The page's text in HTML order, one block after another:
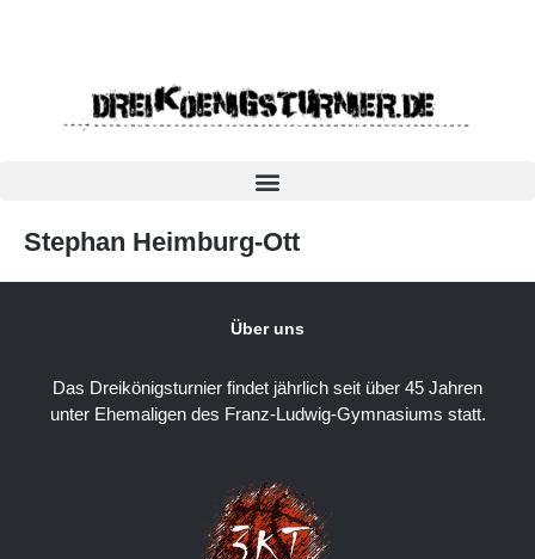
Stephan Heimburg-Ott
Über uns
Das Dreikönigsturnier findet jährlich seit über 45 Jahren
unter Ehemaligen des Franz-Ludwig-Gymnasiums statt.